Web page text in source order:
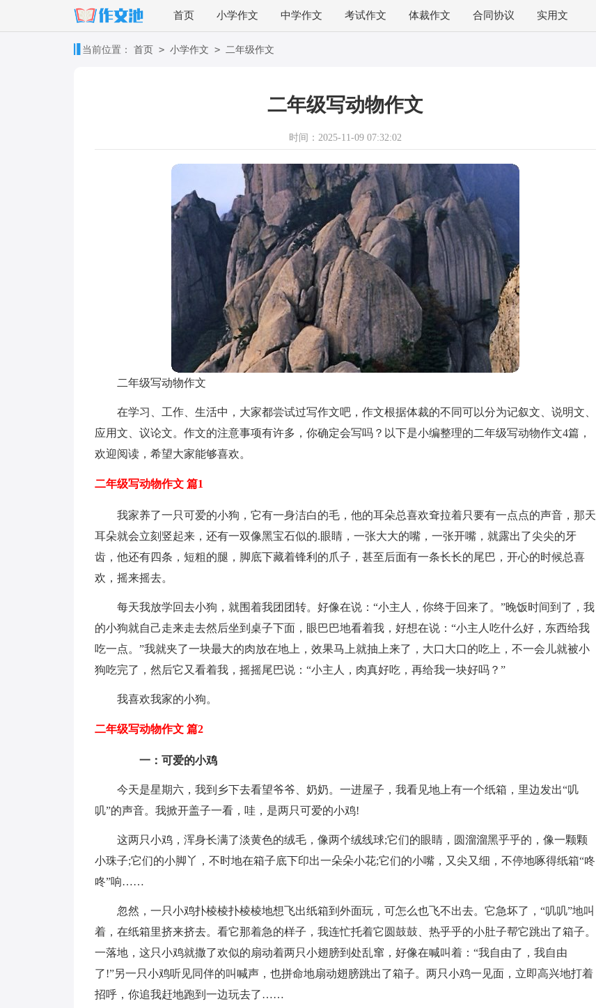
首页 小学作文 中学作文 考试作文 体裁作文 合同协议 实用文
当前位置： 首页 > 小学作文 > 二年级作文
二年级写动物作文
时间：2025-11-09 07:32:02
二年级写动物作文
在学习、工作、生活中，大家都尝试过写作文吧，作文根据体裁的不同可以分为记叙文、说明文、
应用文、议论文。作文的注意事项有许多，你确定会写吗？以下是小编整理的二年级写动物作文4篇，
欢迎阅读，希望大家能够喜欢。
二年级写动物作文 篇1
我家养了一只可爱的小狗，它有一身洁白的毛，他的耳朵总喜欢耷拉着只要有一点点的声音，那天
耳朵就会立刻竖起来，还有一双像黑宝石似的.眼睛，一张大大的嘴，一张开嘴，就露出了尖尖的牙
齿，他还有四条，短粗的腿，脚底下藏着锋利的爪子，甚至后面有一条长长的尾巴，开心的时候总喜
欢，摇来摇去。
每天我放学回去小狗，就围着我团团转。好像在说：“小主人，你终于回来了。”晚饭时间到了，我
的小狗就自己走来走去然后坐到桌子下面，眼巴巴地看着我，好想在说：“小主人吃什么好，东西给我
吃一点。”我就夹了一块最大的肉放在地上，效果马上就抽上来了，大口大口的吃上，不一会儿就被小
狗吃完了，然后它又看着我，摇摇尾巴说：“小主人，肉真好吃，再给我一块好吗？”
我喜欢我家的小狗。
二年级写动物作文 篇2
一：可爱的小鸡
今天是星期六，我到乡下去看望爷爷、奶奶。一进屋子，我看见地上有一个纸箱，里边发出“叽
叽”的声音。我掀开盖子一看，哇，是两只可爱的小鸡!
这两只小鸡，浑身长满了淡黄色的绒毛，像两个绒线球;它们的眼睛，圆溜溜黑乎乎的，像一颗颗
小珠子;它们的小脚丫，不时地在箱子底下印出一朵朵小花;它们的小嘴，又尖又细，不停地啄得纸箱“咚
咚”响……
忽然，一只小鸡扑棱棱扑棱棱地想飞出纸箱到外面玩，可怎么也飞不出去。它急坏了，“叽叽”地叫
着，在纸箱里挤来挤去。看它那着急的样子，我连忙托着它圆鼓鼓、热乎乎的小肚子帮它跳出了箱子。
一落地，这只小鸡就撒了欢似的扇动着两只小翅膀到处乱窜，好像在喊叫着：“我自由了，我自由
了!”另一只小鸡听见同伴的叫喊声，也拼命地扇动翅膀跳出了箱子。两只小鸡一见面，立即高兴地打着
招呼，你追我赶地跑到一边玩去了……